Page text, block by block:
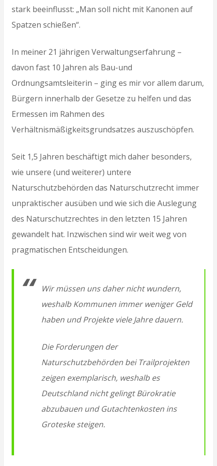
stark beeinflusst: „Man soll nicht mit Kanonen auf
Spatzen schießen“.
In meiner 21 jährigen Verwaltungserfahrung –
davon fast 10 Jahren als Bau-und
Ordnungsamtsleiterin – ging es mir vor allem darum,
Bürgern innerhalb der Gesetze zu helfen und das
Ermessen im Rahmen des
Verhältnismäßigkeitsgrundsatzes auszuschöpfen.
Seit 1,5 Jahren beschäftigt mich daher besonders,
wie unsere (und weiterer) untere
Naturschutzbehörden das Naturschutzrecht immer
unpraktischer ausüben und wie sich die Auslegung
des Naturschutzrechtes in den letzten 15 Jahren
gewandelt hat. Inzwischen sind wir weit weg von
pragmatischen Entscheidungen.
Wir müssen uns daher nicht wundern,
weshalb Kommunen immer weniger Geld
haben und Projekte viele Jahre dauern.
Die Forderungen der
Naturschutzbehörden bei Trailprojekten
zeigen exemplarisch, weshalb es
Deutschland nicht gelingt Bürokratie
abzubauen und Gutachtenkosten ins
Groteske steigen.